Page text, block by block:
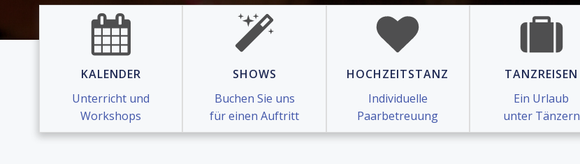
KALENDER
Unterricht und
Workshops
SHOWS
Buchen Sie uns
für einen Auftritt
HOCHZEITSTANZ
Individuelle
Paarbetreuung
TANZREISEN
Ein Urlaub
unter Tänzern